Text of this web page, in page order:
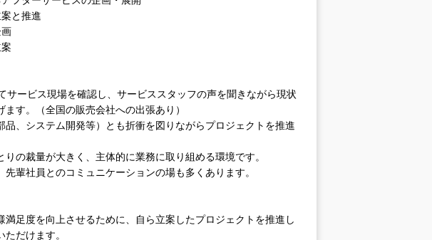
と推進
サービス現場を確認し、サービススタッフの声を聞きながら現状
す。（全国の販売会社への出張あり）
品、システム開発等）とも折衝を図りながらプロジェクトを推進
の裁量が大きく、主体的に業務に取り組める環境です。
輩社員とのコミュニケーションの場も多くあります。
足度を向上させるために、自ら立案したプロジェクトを推進し
だけます。